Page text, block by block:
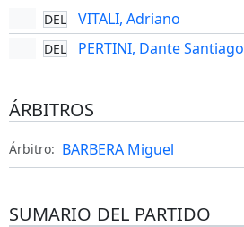
DEL VITALI, Adriano
DEL PERTINI, Dante Santiago
ÁRBITROS
Árbitro: BARBERA Miguel
SUMARIO DEL PARTIDO